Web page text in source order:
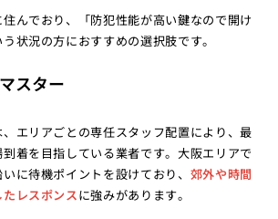
んでおり、「防犯性能が高い鍵なので開け
状況の方におすすめの選択肢です。
スター
エリアごとの専任スタッフ配置により、最
着を目指している業者です。大阪エリアで
に待機ポイントを設けており、 郊外や時間
レスポンスに強みがあります。